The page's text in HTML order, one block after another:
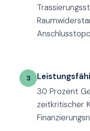
3
30 Prozent
zeitkritischer